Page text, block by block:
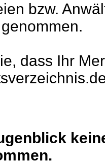
bzw.
dass Ihr